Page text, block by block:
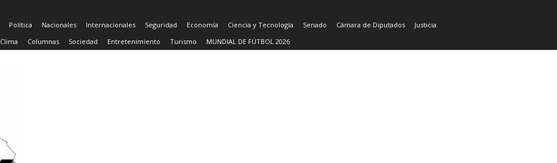
Política Nacionales Internacionales Seguridad Economía Ciencia y Tecnología Senado Cámara de Diputados
Justicia
Clima Columnas Sociedad Entretenimiento Turismo MUNDIAL DE FÚTBOL 2026